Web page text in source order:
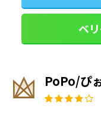
ベ
PoPo/ぴ